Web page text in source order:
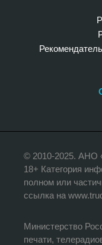
© 2010-2025. АНО
18+ Категория
полном или
ссылка на
Министерство
печати,